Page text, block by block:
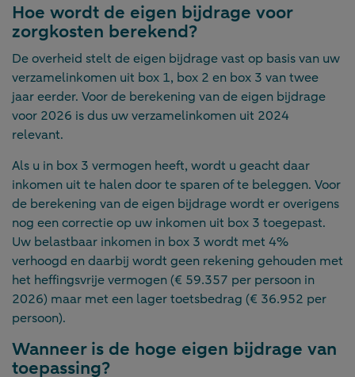
Hoe wordt de eigen bijdrage voor
zorgkosten berekend?
De overheid stelt de eigen bijdrage vast op basis van uw
verzamelinkomen uit box 1, box 2 en box 3 van twee
jaar eerder. Voor de berekening van de eigen bijdrage
voor 2026 is dus uw verzamelinkomen uit 2024
relevant.
Als u in box 3 vermogen heeft, wordt u geacht daar
inkomen uit te halen door te sparen of te beleggen. Voor
de berekening van de eigen bijdrage wordt er overigens
nog een correctie op uw inkomen uit box 3 toegepast.
Uw belastbaar inkomen in box 3 wordt met 4%
verhoogd en daarbij wordt geen rekening gehouden met
het heffingsvrije vermogen (€ 59.357 per persoon in
2026) maar met een lager toetsbedrag (€ 36.952 per
persoon).
Wanneer is de hoge eigen bijdrage van
toepassing?